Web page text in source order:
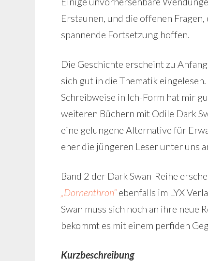
Erstaunen, und die offenen
spannende Fortsetzung hoffen.
Die Geschichte erscheint zu
sich gut in die Thematik
Schreibweise in Ich-Form hat mir
weiteren Büchern mit Odile Dark
eine gelungene Alternative für
eher die jüngeren Leser unter uns
Band 2 der Dark Swan-Reihe
„Dornenthron“ebenfalls im LYX
Swan muss sich noch an ihre neue
bekommt es mit einem perfiden
Kurzbeschreibung